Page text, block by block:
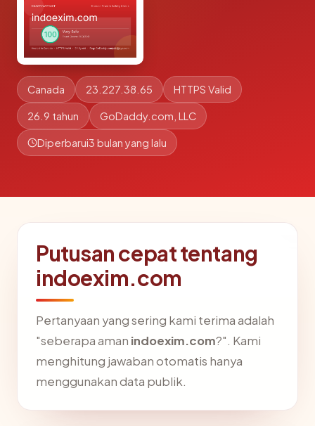
Canada 23.227.38.65 HTTPS Valid
26.9 tahun GoDaddy.com, LLC
Diperbarui3 bulan yang lalu
Putusan cepat tentang
indoexim.com
Pertanyaan yang sering kami terima adalah
"seberapa aman indoexim.com?". Kami
menghitung jawaban otomatis hanya
menggunakan data publik.